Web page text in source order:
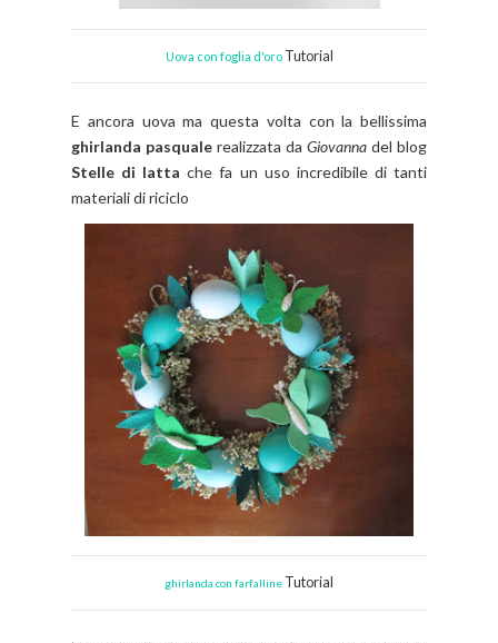
Uova con foglia d'oro Tutorial
E ancora uova ma questa volta con la bellissima
ghirlanda pasquale realizzata da Giovanna del blog
Stelle di latta che fa un uso incredibile di tanti
materiali di riciclo
ghirlanda con farfalline Tutorial